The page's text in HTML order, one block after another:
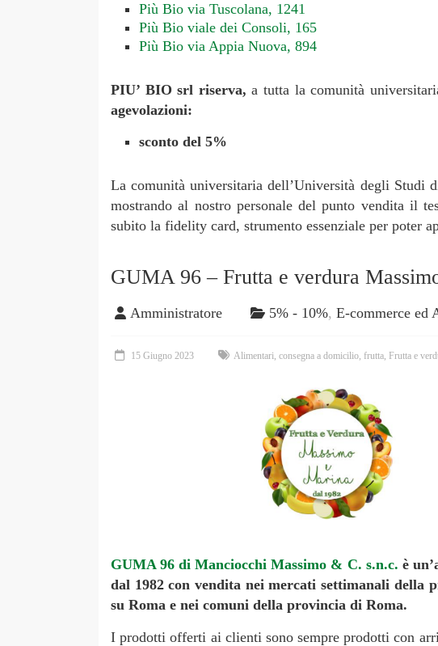
Più Bio via Tuscolana, 1241
Più Bio viale dei Consoli, 165
Più Bio via Appia Nuova, 894
PIU’ BIO srl riserva, a tutta la comunità
agevolazioni:
sconto del 5%
La comunità universitaria dell’Università degli Studi
mostrando al nostro personale del punto vendita il
subito la fidelity card, strumento essenziale per poter
GUMA 96 – Frutta e verdura
Amministratore 5% - 10%, E-commerce ed
15 Giugno 2023 Alimentari, consegna a domicilio, frutta, Frutta e
GUMA 96 di Manciocchi Massimo & C. s.n.c. è
dal 1982 con vendita nei mercati settimanali della
su Roma e nei comuni della provincia di Roma.
I prodotti offerti ai clienti sono sempre prodotti con